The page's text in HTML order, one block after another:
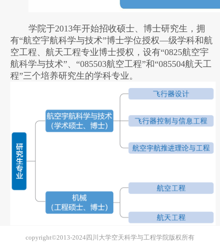
学院于2013年开始招收硕士、博士研究生，拥
有“航空宇航科学与技术”博士学位授权—级学科和航
空工程、航天工程专业博士授权，设有“0825航空宇
航科学与技术”、“085503航空工程”和“085504航天工
程”三个培养研究生的学科专业。
copyright©2013-2024四川大学空天科学与工程学院版权所有